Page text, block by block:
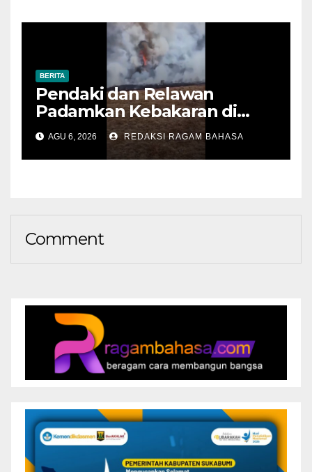
BERITA
Pendaki dan Relawan
Padamkan Kebakaran di
Alun-alun Suryakencana
Sebelum Meluas
AGU 6, 2026 REDAKSI RAGAM BAHASA
Comment